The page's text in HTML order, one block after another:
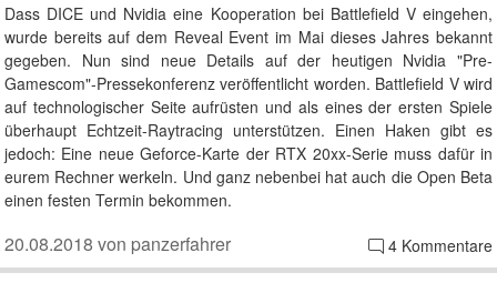
Dass DICE und Nvidia eine Kooperation bei Battlefield V eingehen,
wurde bereits auf dem Reveal Event im Mai dieses Jahres bekannt
gegeben. Nun sind neue Details auf der heutigen Nvidia "Pre-
Gamescom"-Pressekonferenz veröffentlicht worden. Battlefield V wird
auf technologischer Seite aufrüsten und als eines der ersten Spiele
überhaupt Echtzeit-Raytracing unterstützen. Einen Haken gibt es
jedoch: Eine neue Geforce-Karte der RTX 20xx-Serie muss dafür in
eurem Rechner werkeln. Und ganz nebenbei hat auch die Open Beta
einen festen Termin bekommen.
4 Kommentare
20.08.2018 von panzerfahrer